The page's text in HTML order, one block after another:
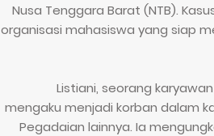
Nusa Tenggara Barat (NTB).
organisasi mahasiswa yang siap
Listiani, seorang
mengaku menjadi korban dalam
Pegadaian lainnya. Ia